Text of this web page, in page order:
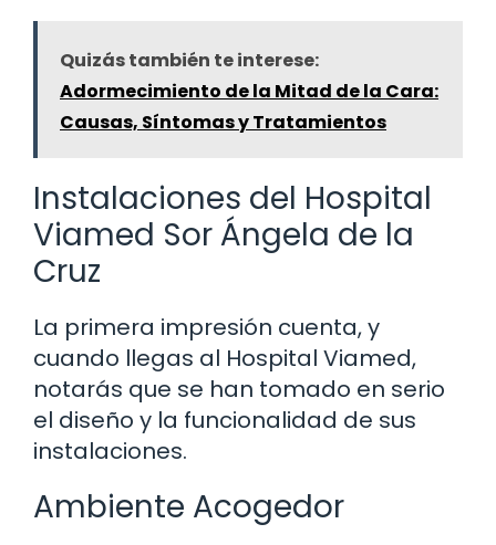
Quizás también te interese:
Adormecimiento de la Mitad de la Cara:
Causas, Síntomas y Tratamientos
Instalaciones del Hospital
Viamed Sor Ángela de la
Cruz
La primera impresión cuenta, y
cuando llegas al Hospital Viamed,
notarás que se han tomado en serio
el diseño y la funcionalidad de sus
instalaciones.
Ambiente Acogedor